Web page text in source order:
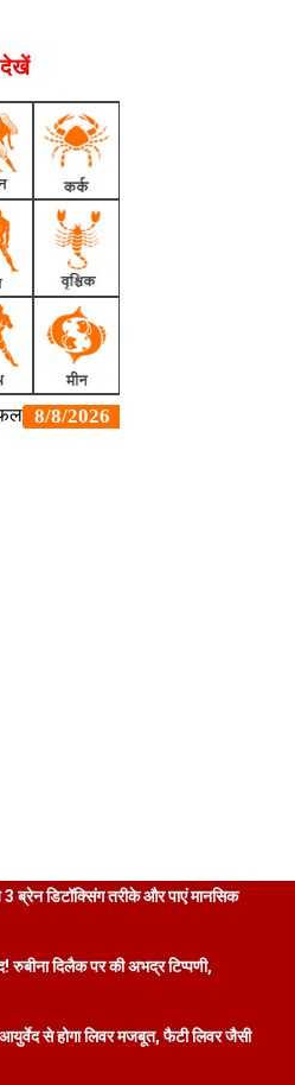
देखें
ब्रेन डिटॉक्सिंग तरीके और पाएं मानसिक
रुबीना दिलैक पर की अभद्र टिप्पणी,
से होगा लिवर मजबूत, फैटी लिवर जैसी